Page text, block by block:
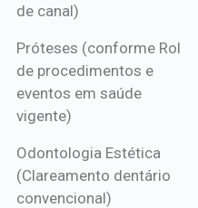
de canal)
Próteses (conforme Rol
de procedimentos e
eventos em saúde
vigente)
Odontologia Estética
(Clareamento dentário
convencional)